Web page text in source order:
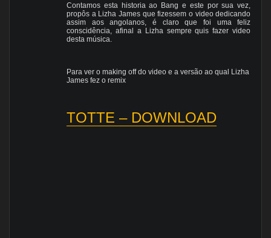
Contamos esta historia ao Bang e este por sua vez,
propôs a Lizha James que fizessem o video dedicando
assim aos angolanos, é claro que foi uma feliz
conscidência, afinal a Lizha sempre quis fazer video
desta música.
Para ver o making off do video e a versão ao qual Lizha
James fez o remix
TOTTE – DOWNLOAD